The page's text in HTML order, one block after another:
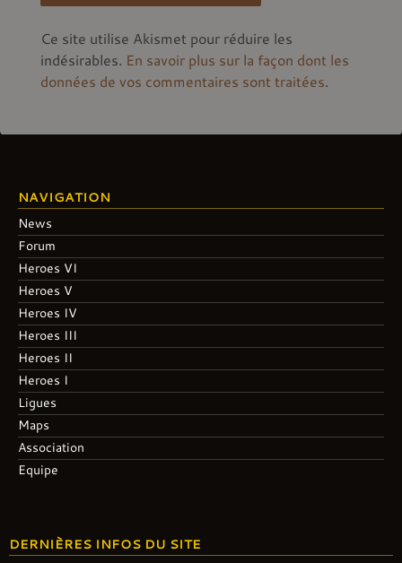
Ce site utilise Akismet pour réduire les
indésirables. En savoir plus sur la façon dont les
données de vos commentaires sont traitées.
NAVIGATION
News
Forum
Heroes VI
Heroes V
Heroes IV
Heroes III
Heroes II
Heroes I
Ligues
Maps
Association
Equipe
DERNIÈRES INFOS DU SITE